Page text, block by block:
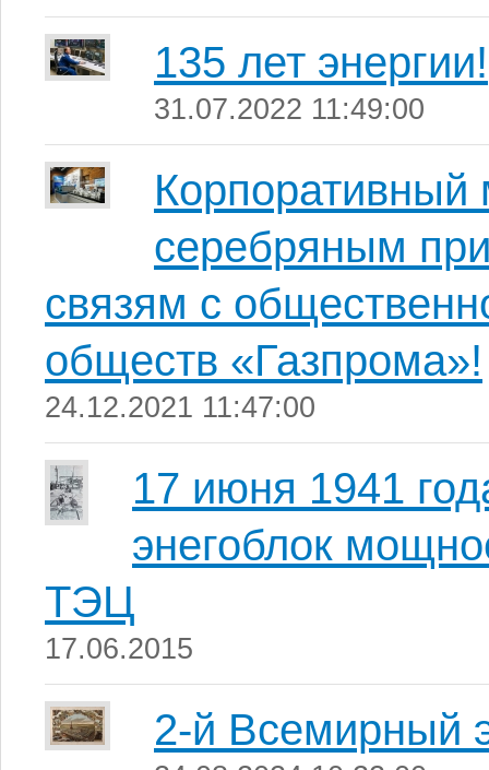
135 лет энергии!
31.07.2022 11:49:00
Корпоративный
серебряным
связям с
обществ «Газпрома»!
24.12.2021 11:47:00
17 июня 1941
энегоблок
ТЭЦ
17.06.2015
2-й Всемирный